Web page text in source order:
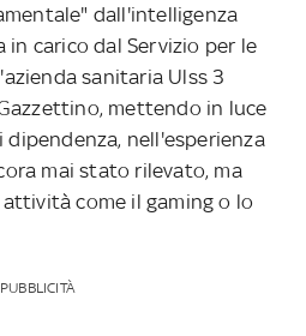
dall'intelligenza
carico dal Servizio per le
sanitaria Ulss 3
mettendo in luce
nell'esperienza
mai stato rilevato, ma
come il gaming o lo
PUBBLICITÀ